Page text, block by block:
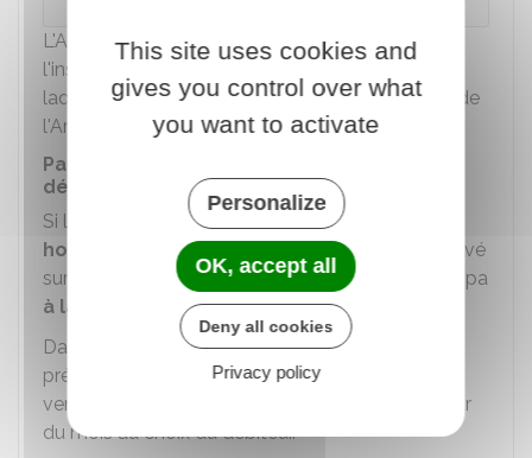
L'Aripa vous informe par courrier de la fin de
l'instruction du dossier et de la date à partir de
laquelle les versements doivent se faire auprès de
l'Aripa.
Paiement de la pension à l'Aripa par le
débiteur
Si la
pension alimentaire est fixée ou
homologuée par le juge
, le montant est prélevé
sur le compte du débiteur ou versée par lui à l'Aripa
à la date prévue dans le titre exécutoire
Dans les autres cas, la pension alimentaire est
prélevée sur le compte du parent débiteur, ou
versée par lui à l'Aripa le
jour
du mois au choix du débiteur.
This site uses cookies and
gives you control over what
you want to activate
Personalize
OK, accept all
Deny all cookies
Privacy policy